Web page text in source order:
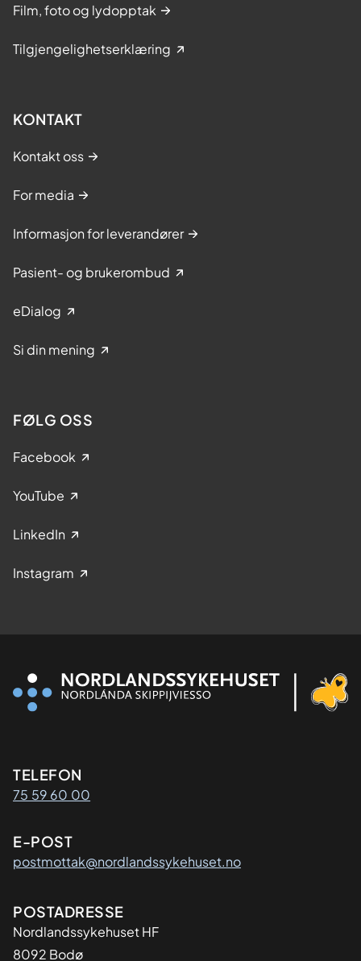
Film, foto og lydopptak
Tilgjengelighetserklæring
KONTAKT
Kontakt oss
For media
Informasjon for leverandører
Pasient- og brukerombud
eDialog
Si din mening
FØLG OSS
Facebook
YouTube
LinkedIn
Instagram
Kontaktinformasjon
TELEFON
75 59 60 00
E-POST
postmottak@nordlandssykehuset.no
Adresse
POSTADRESSE
Nordlandssykehuset HF
8092 Bodø